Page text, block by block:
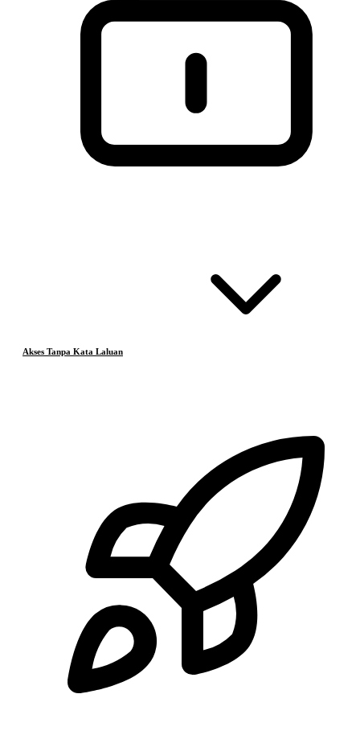
Akses Tanpa Kata Laluan